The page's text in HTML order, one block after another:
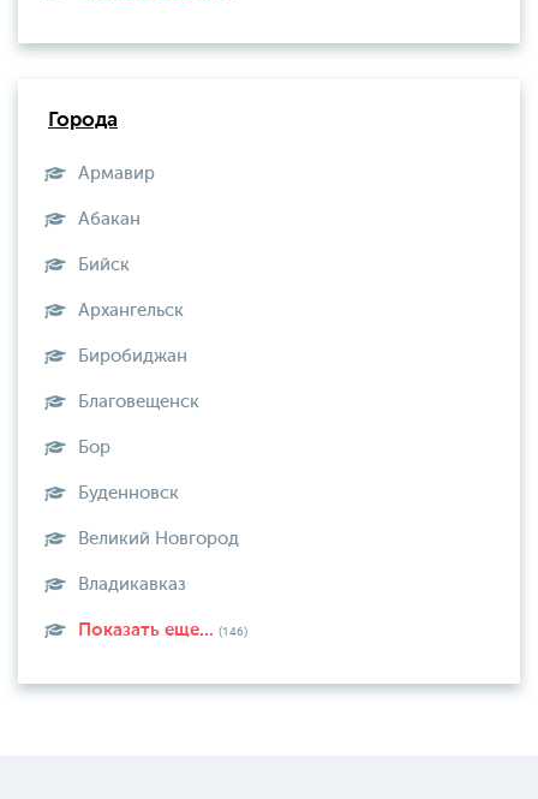
Города
Армавир
Абакан
Бийск
Архангельск
Биробиджан
Благовещенск
Бор
Буденновск
Великий Новгород
Владикавказ
Показать еще... (146)